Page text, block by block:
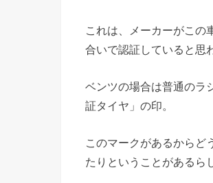
これは、メーカーがこの
合いで認証していると思
ベンツの場合は普通のラ
証タイヤ」の印。
このマークがあるからど
たりということがあるら